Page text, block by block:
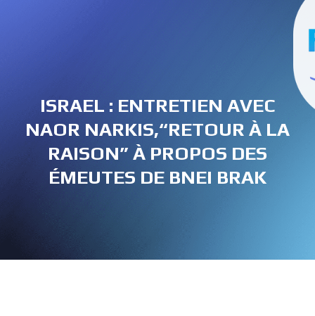
ISRAEL : ENTRETIEN AVEC
NAOR NARKIS,“RETOUR À LA
RAISON” À PROPOS DES
ÉMEUTES DE BNEI BRAK